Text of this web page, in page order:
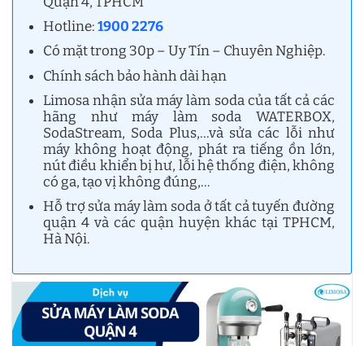
Hotline:1900 2276
Có mặt trong 30p – Uy Tín – Chuyên Nghiệp.
Chính sách bảo hành dài hạn
Limosa nhận sửa máy làm soda của tất cả các
hãng như máy làm soda WATERBOX,
SodaStream, Soda Plus,…và sửa các lỗi như
máy không hoạt động, phát ra tiếng ồn lớn,
nút điều khiển bị hư, lỗi hệ thống điện, không
có ga, tạo vị không đúng,…
Hỗ trợ sửa máy làm soda ở tất cả tuyến đường
quận 4 và các quận huyện khác tại TPHCM,
Hà Nội.